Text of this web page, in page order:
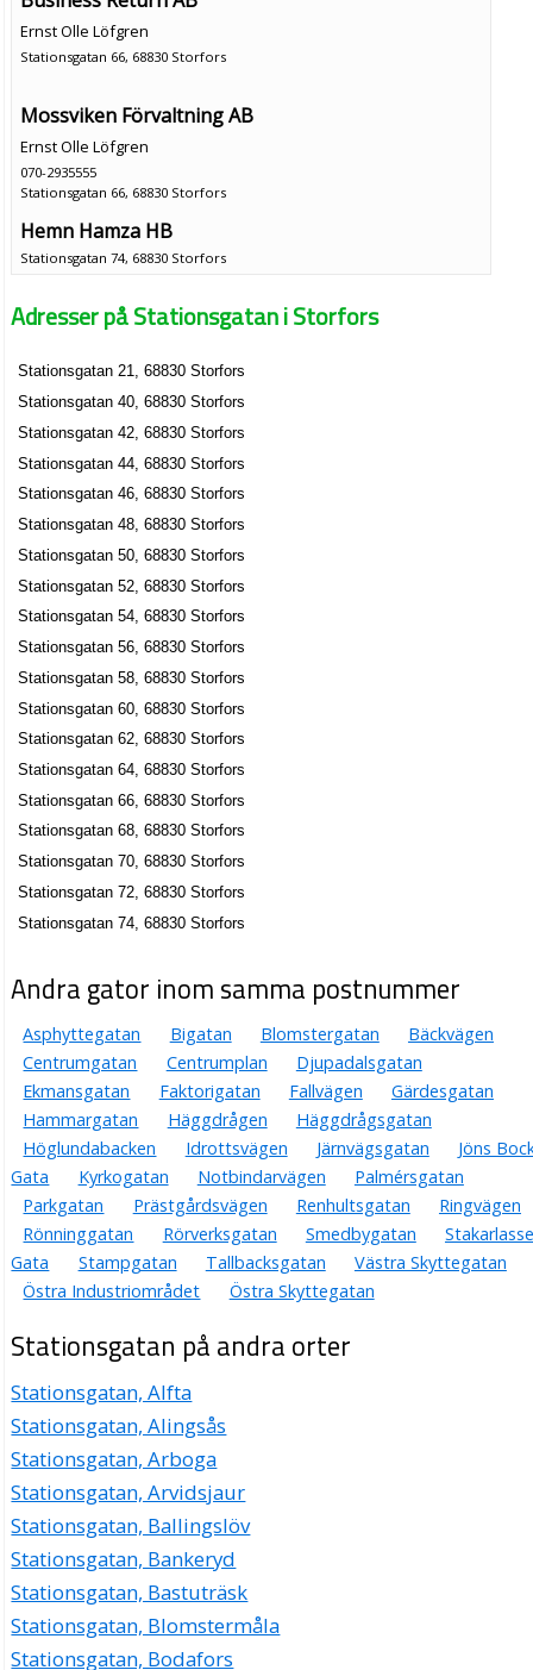
Ernst Olle Löfgren
Stationsgatan 66, 68830 Storfors
Mossviken Förvaltning AB
Ernst Olle Löfgren
070-2935555
Stationsgatan 66, 68830 Storfors
Hemn Hamza HB
Stationsgatan 74, 68830 Storfors
Adresser på Stationsgatan i Storfors
Stationsgatan 21, 68830 Storfors
Stationsgatan 40, 68830 Storfors
Stationsgatan 42, 68830 Storfors
Stationsgatan 44, 68830 Storfors
Stationsgatan 46, 68830 Storfors
Stationsgatan 48, 68830 Storfors
Stationsgatan 50, 68830 Storfors
Stationsgatan 52, 68830 Storfors
Stationsgatan 54, 68830 Storfors
Stationsgatan 56, 68830 Storfors
Stationsgatan 58, 68830 Storfors
Stationsgatan 60, 68830 Storfors
Stationsgatan 62, 68830 Storfors
Stationsgatan 64, 68830 Storfors
Stationsgatan 66, 68830 Storfors
Stationsgatan 68, 68830 Storfors
Stationsgatan 70, 68830 Storfors
Stationsgatan 72, 68830 Storfors
Stationsgatan 74, 68830 Storfors
Andra gator inom samma postnummer
Asphyttegatan Bigatan Blomstergatan
Bäckvägen
Centrumgatan
Centrumplan
Djupadalsgatan
Ekmansgatan
Faktorigatan Fallvägen
Gärdesgatan
Hammargatan
Häggdrågen
Häggdrågsgatan
Höglundabacken
Idrottsvägen Järnvägsgatan
Jöns
Gata
Kyrkogatan Notbindarvägen
Palmérsgatan
Parkgatan
Prästgårdsvägen Renhultsgatan
Ringvägen
Rönninggatan
Rörverksgatan Smedbygatan
Gata
Stampgatan Tallbacksgatan
Västra Skyttegatan
Östra Industriområdet
Östra Skyttegatan
Stationsgatan på andra orter
Stationsgatan, Alfta
Stationsgatan, Alingsås
Stationsgatan, Arboga
Stationsgatan, Arvidsjaur
Stationsgatan, Ballingslöv
Stationsgatan, Bankeryd
Stationsgatan, Bastuträsk
Stationsgatan, Blomstermåla
Stationsgatan, Bodafors